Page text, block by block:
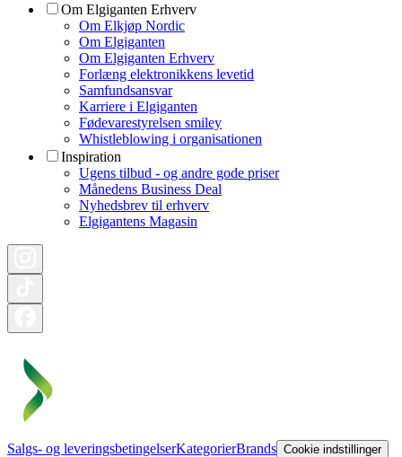
Om Elgiganten Erhverv
Om Elkjøp Nordic
Om Elgiganten
Om Elgiganten Erhverv
Forlæng elektronikkens levetid
Samfundsansvar
Karriere i Elgiganten
Fødevarestyrelsen smiley
Whistleblowing i organisationen
Inspiration
Ugens tilbud - og andre gode priser
Månedens Business Deal
Nyhedsbrev til erhverv
Elgigantens Magasin
Salgs- og leveringsbetingelserKategorierBrands Cookie indstillinger